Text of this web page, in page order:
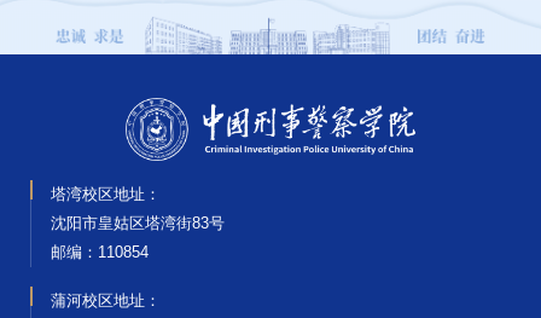
塔湾校区地址：
沈阳市皇姑区塔湾街83号
邮编‌：110854
蒲河校区地址：